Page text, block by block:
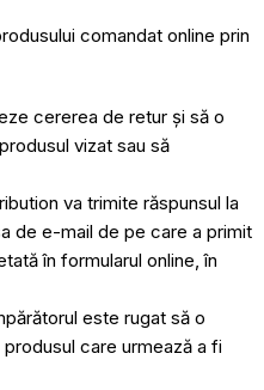
comandat online prin
cererea de retur și să o
vizat sau să
va trimite răspunsul la
de e-mail de pe care a primit
în formularul online, în
este rugat să o
care urmează a fi